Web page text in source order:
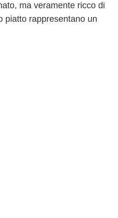
ma veramente ricco di
piatto rappresentano un